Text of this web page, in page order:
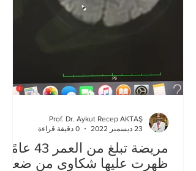
مريضة تبلغ من العمر 43 عامًا
ظهرت عليها شكاوى من ضعف
Prof. Dr. Aykut Recep AKTAŞ
23 ديسمبر 2022
0 دقيقة قراءة